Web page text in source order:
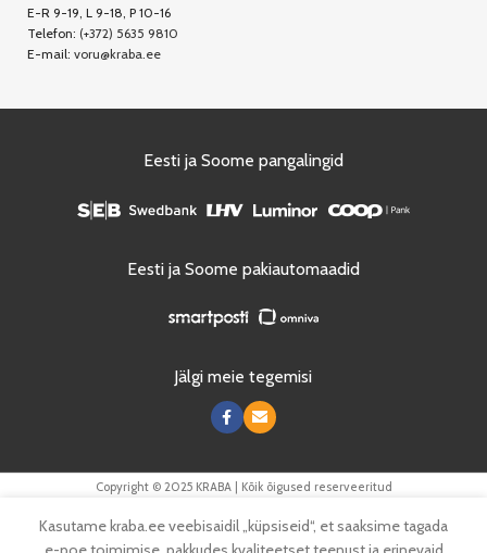
E-R 9-19, L 9-18, P 10-16
Telefon: (+372) 5635 9810
E-mail: voru@kraba.ee
Eesti ja Soome pangalingid
Eesti ja Soome pakiautomaadid
Jälgi meie tegemisi
Copyright © 2025 KRABA | Kõik õigused reserveeritud
Kasutame kraba.ee veebisaidil „küpsiseid“, et saaksime tagada